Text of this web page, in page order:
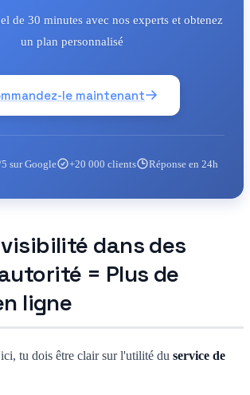
de 30 minutes avec nos experts et obtenez
un plan personnalisé
le maintenant
sur Google +20 000 clients Réponse en 24h
dans des
= Plus de
ligne
tu dois être clair sur l'utilité du service de